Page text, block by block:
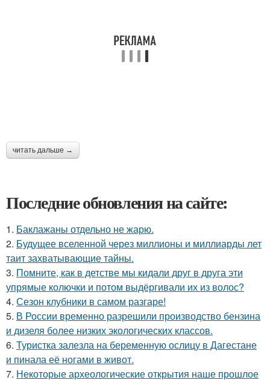
читать дальше →
Последние обновления на сайте:
1. Баклажаны отдельно не жарю.
2. Будущее вселенной через миллионы и миллиарды лет
таит захватывающие тайны.
3. Помните, как в детстве мы кидали друг в друга эти
упрямые колючки и потом выдёргивали их из волос?
4. Сезон клубники в самом разгаре!
5. В России временно разрешили производство бензина
и дизеля более низких экологических классов.
6. Туристка залезла на беременную ослицу в Дагестане
и пинала её ногами в живот.
7. Некоторые археологические открытия наше прошлое